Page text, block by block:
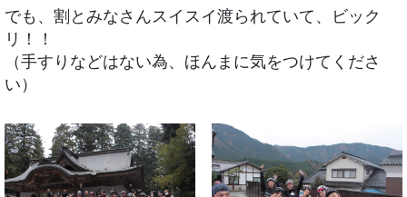
でも、割とみなさんスイスイ渡られていて、ビック
リ！！
（手すりなどはない為、ほんまに気をつけてくださ
い）